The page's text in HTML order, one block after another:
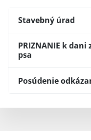
Stavebný úrad
PRIZNANIE k
psa
Posúdenie